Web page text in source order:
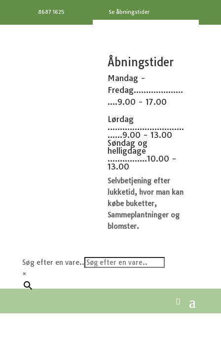
8687 1625 Se åbningstider
Åbningstider
Mandag -
Fredag....................
....9.00 - 17.00
Lørdag
...............................
......9.00 - 13.00
Søndag og
helligdage
................10.00 -
13.00
Selvbetjening efter
lukketid, hvor man kan
købe buketter,
Sammeplantninger og
blomster.
Søg efter en vare..
×